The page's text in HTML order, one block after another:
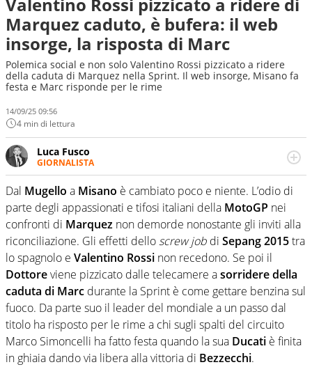
Marquez caduto, è bufera: il web
insorge, la risposta di Marc
Polemica social e non solo Valentino Rossi pizzicato a ridere
della caduta di Marquez nella Sprint. Il web insorge, Misano fa
festa e Marc risponde per le rime
14/09/25 09:56
4 min di lettura
Luca Fusco
GIORNALISTA
Giornalista multimediale. Quando si accendono i motori,
lui sgasa, impenna, derapa. E spesso e volentieri finisce
sul podio
Dal Mugello a Misano è cambiato poco e niente. L’odio di
parte degli appassionati e tifosi italiani della MotoGP nei
confronti di Marquez non demorde nonostante gli inviti alla
riconciliazione. Gli effetti delloscrew job di Sepang 2015tra
lo spagnolo e Valentino Rossi non recedono. Se poi il
Dottoreviene pizzicato dalle telecamere asorridere della
caduta di Marc durante la Sprint è come gettare benzina sul
fuoco. Da parte suo il leader del mondiale a un passo dal
titolo ha risposto per le rime a chi sugli spalti del circuito
Marco Simoncelli ha fatto festa quando la sua Ducati è finita
in ghiaia dando via libera alla vittoria di Bezzecchi.